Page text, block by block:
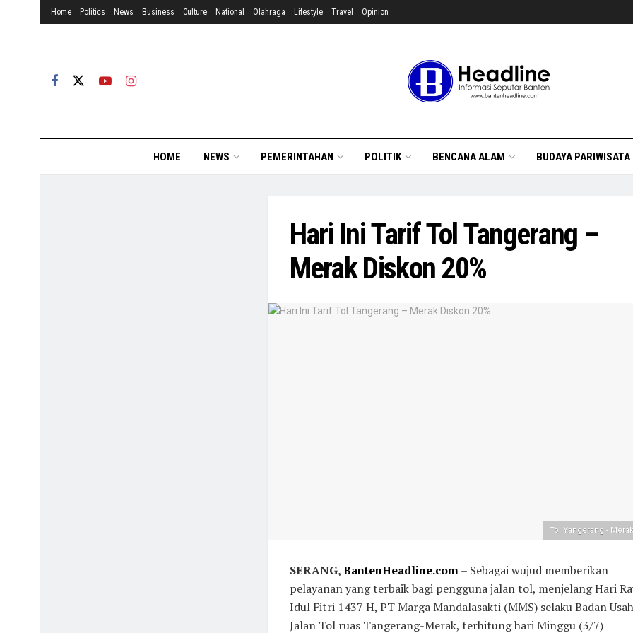
Home Politics News Business Culture National Olahraga Lifestyle Travel Opinion
HOME NEWS PEMERINTAHAN POLITIK BENCANA ALAM BUDAYA PARIWISATA
Hari Ini Tarif Tol Tangerang –
Merak Diskon 20%
Tol Yangerang -
SERANG,BantenHeadline.com– Sebagai wujud memberikan
pelayanan yang terbaik bagi pengguna jalan tol, menjelang Hari
Idul Fitri 1437 H, PT Marga Mandalasakti (MMS) selaku Badan
Jalan Tol ruas Tangerang-Merak, terhitung hari Minggu (3/7)